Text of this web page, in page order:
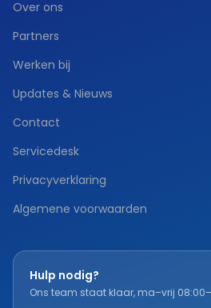
Over ons
Partners
Werken bij
Updates & Nieuws
Contact
Servicedesk
Privacyverklaring
Algemene voorwaarden
Hulp nodig?
Ons team staat klaar, ma–vrij